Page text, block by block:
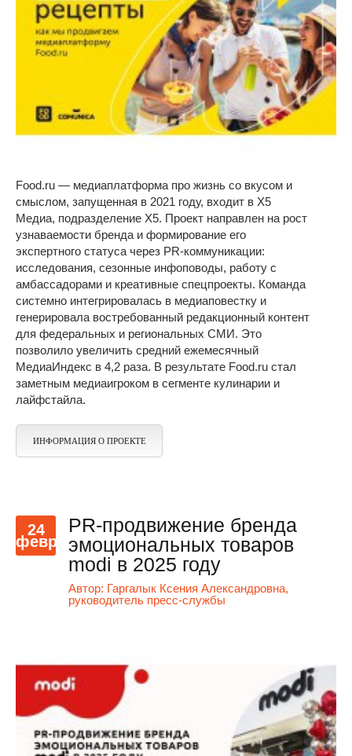
Food.ru — медиаплатформа про жизнь со вкусом и
смыслом, запущенная в 2021 году, входит в X5
Медиа, подразделение Х5. Проект направлен на рост
узнаваемости бренда и формирование его
экспертного статуса через PR-коммуникации:
исследования, сезонные инфоповоды, работу с
амбассадорами и креативные спецпроекты. Команда
системно интегрировалась в медиаповестку и
генерировала востребованный редакционный контент
для федеральных и региональных СМИ. Это
позволило увеличить средний ежемесячный
МедиаИндекс в 4,2 раза. В результате Food.ru стал
заметным медиаигроком в сегменте кулинарии и
лайфстайла.
ИНФОРМАЦИЯ О ПРОЕКТЕ
24
февр
PR-продвижение бренда
эмоциональных товаров
modi в 2025 году
Автор: Гаргалык Ксения Александровна,
руководитель пресс-службы